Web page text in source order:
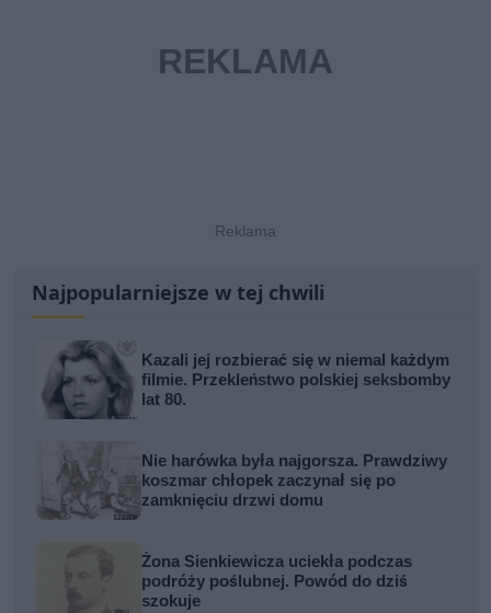
Najpopularniejsze w tej chwili
Kazali jej rozbierać się w niemal każdym
filmie. Przekleństwo polskiej seksbomby
lat 80.
Nie harówka była najgorsza. Prawdziwy
koszmar chłopek zaczynał się po
zamknięciu drzwi domu
Żona Sienkiewicza uciekła podczas
podróży poślubnej. Powód do dziś
szokuje